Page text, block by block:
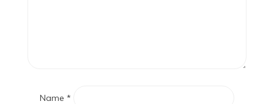
Name *